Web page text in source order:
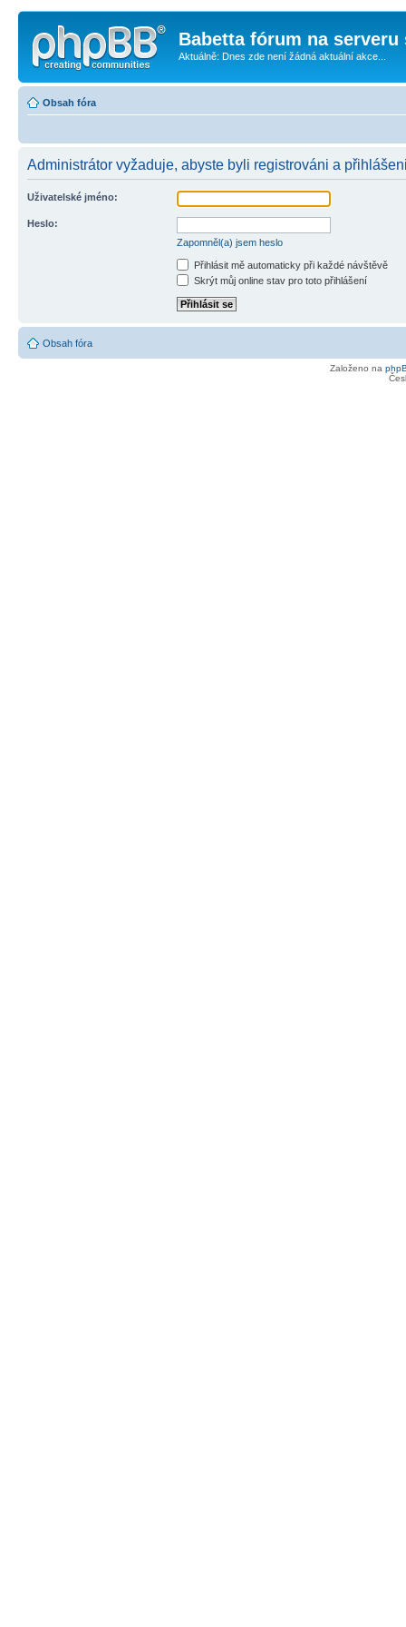
Babetta fórum na serveru
Aktuálně: Dnes zde není žádná aktuální akce...
Obsah fóra
Administrátor vyžaduje, abyste byli registrováni a
Uživatelské jméno:
Heslo:
Zapomněl(a) jsem heslo
Přihlásit mě automaticky při každé návštěvě
Skrýt můj online stav pro toto přihlášení
Obsah fóra
Založeno na